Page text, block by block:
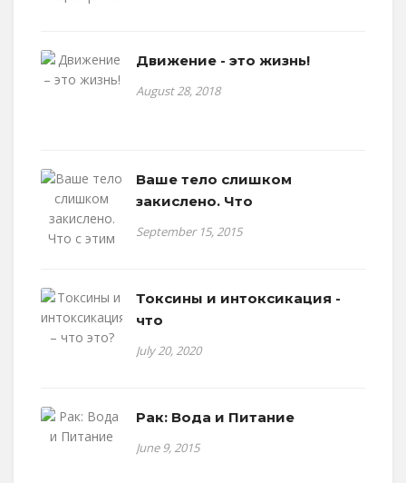
Движение - это жизнь!
August 28, 2018
Ваше тело слишком
закислено. Что
September 15, 2015
Токсины и интоксикация -
что
July 20, 2020
Рак: Вода и Питание
June 9, 2015